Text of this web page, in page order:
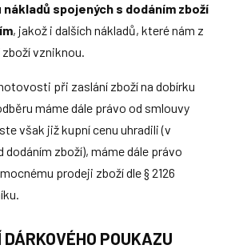
nákladů spojených s dodáním zboží
, jakož i dalších nákladů, které nám z
vzniknou.
při zaslání zboží na dobírku
máme dále právo od smlouvy
však již kupní cenu uhradili (v
zboží), máme dále právo
prodeji zboží dle § 2126
POUKAZU